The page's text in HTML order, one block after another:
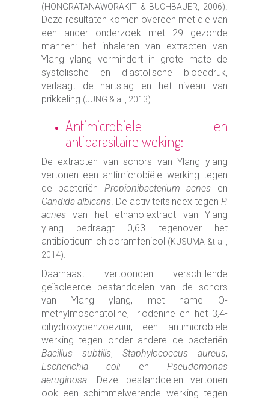
(HONGRATANAWORAKIT & BUCHBAUER, 2006).
Deze resultaten komen overeen met die van
een ander onderzoek met 29 gezonde
mannen: het inhaleren van extracten van
Ylang ylang vermindert in grote mate de
systolische en diastolische bloeddruk,
verlaagt de hartslag en het niveau van
prikkeling (JUNG & al., 2013).
Antimicrobiële en
antiparasitaire weking:
De extracten van schors van Ylang ylang
vertonen een antimicrobiële werking tegen
de bacteriën Propionibacterium acnes en
Candida albicans. De activiteitsindex tegen P.
acnes van het ethanolextract van Ylang
ylang bedraagt 0,63 tegenover het
antibioticum chlooramfenicol (KUSUMA &t al.,
2014).
Daarnaast vertoonden verschillende
geïsoleerde bestanddelen van de schors
van Ylang ylang, met name O-
methylmoschatoline, liriodenine en het 3,4-
dihydroxybenzoëzuur, een antimicrobiële
werking tegen onder andere de bacteriën
Bacillus subtilis, Staphylococcus aureus,
Escherichia colien Pseudomonas
aeruginosa. Deze bestanddelen vertonen
ook een schimmelwerende werking tegen